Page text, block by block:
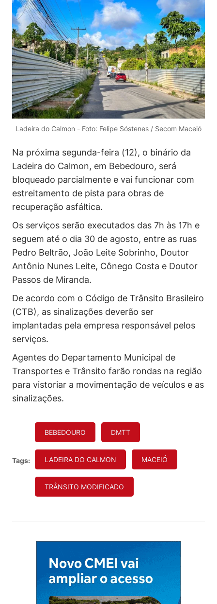
Ladeira do Calmon - Foto: Felipe Sóstenes / Secom Maceió
Na próxima segunda-feira (12), o binário da
Ladeira do Calmon, em Bebedouro, será
bloqueado parcialmente e vai funcionar com
estreitamento de pista para obras de
recuperação asfáltica.
Os serviços serão executados das 7h às 17h e
seguem até o dia 30 de agosto, entre as ruas
Pedro Beltrão, João Leite Sobrinho, Doutor
Antônio Nunes Leite, Cônego Costa e Doutor
Passos de Miranda.
De acordo com o Código de Trânsito Brasileiro
(CTB), as sinalizações deverão ser
implantadas pela empresa responsável pelos
serviços.
Agentes do Departamento Municipal de
Transportes e Trânsito farão rondas na região
para vistoriar a movimentação de veículos e as
sinalizações.
Tags:
BEBEDOURO DMTT
LADEIRA DO CALMON MACEIÓ
TRÂNSITO MODIFICADO